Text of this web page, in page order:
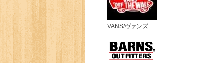
VANS/ヴァンズ